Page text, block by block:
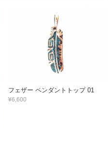
フェザー ペンダントトップ 01
¥6,600